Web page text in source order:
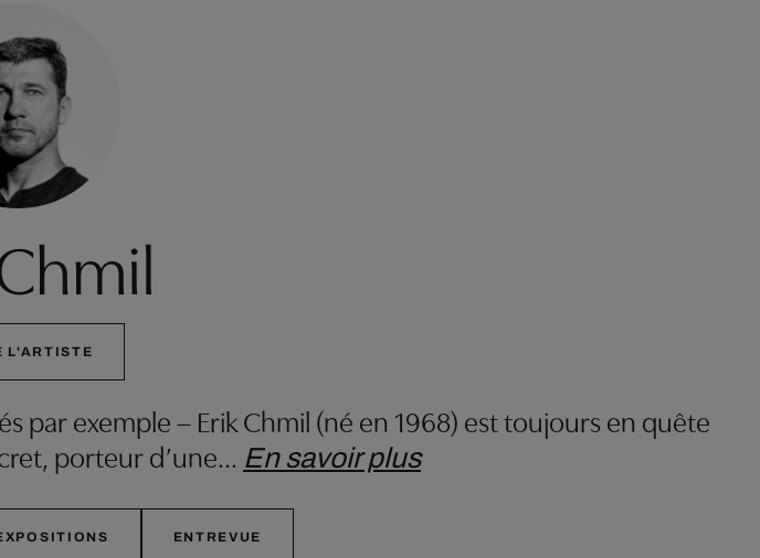
L'ARTISTE
par exemple – Erik Chmil (né en 1968) est toujours en quête
porteur d’une… En savoir plus
ENTREVUE